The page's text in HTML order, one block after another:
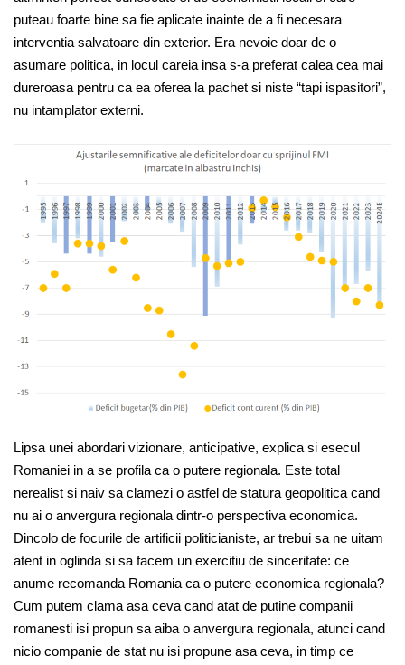
puteau foarte bine sa fie aplicate inainte de a fi necesara
interventia salvatoare din exterior. Era nevoie doar de o
asumare politica, in locul careia insa s-a preferat calea cea mai
dureroasa pentru ca ea oferea la pachet si niste “tapi ispasitori”,
nu intamplator externi.
Lipsa unei abordari vizionare, anticipative, explica si esecul
Romaniei in a se profila ca o putere regionala. Este total
nerealist si naiv sa clamezi o astfel de statura geopolitica cand
nu ai o anvergura regionala dintr-o perspectiva economica.
Dincolo de focurile de artificii politicianiste, ar trebui sa ne uitam
atent in oglinda si sa facem un exercitiu de sinceritate: ce
anume recomanda Romania ca o putere economica regionala?
Cum putem clama asa ceva cand atat de putine companii
romanesti isi propun sa aiba o anvergura regionala, atunci cand
nicio companie de stat nu isi propune asa ceva, in timp ce